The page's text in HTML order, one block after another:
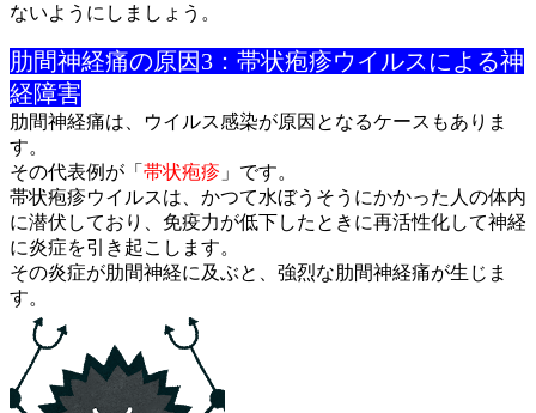
ないよ うにしましょう。
肋間神経痛の原因3：帯状疱疹ウイルスによる神
経障害
肋間神経痛は、ウイルス感染が原因となるケースもありま
す。
その代表例が「 帯状疱疹 」です。
帯状疱疹ウイルスは、かつて水ぼうそうにかかった人の体内
に潜伏 しており、免疫力が低下したときに再活性化して神経
に炎症を引き 起こします。
その炎症が肋間神経に及ぶと、強烈な肋間神経痛が生じま
す。